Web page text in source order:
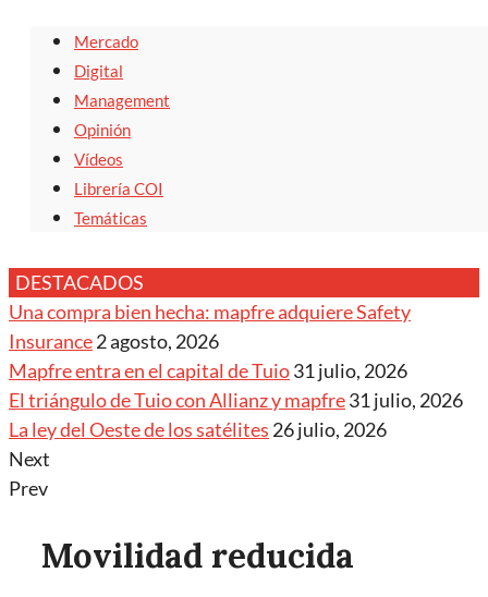
Mercado
Digital
Management
Opinión
Vídeos
Librería COI
Temáticas
DESTACADOS
Una compra bien hecha: mapfre adquiere Safety
Insurance2 agosto, 2026
Mapfre entra en el capital de Tuio31 julio, 2026
El triángulo de Tuio con Allianz y mapfre31 julio, 2026
La ley del Oeste de los satélites 26 julio, 2026
Next
Prev
Movilidad reducida